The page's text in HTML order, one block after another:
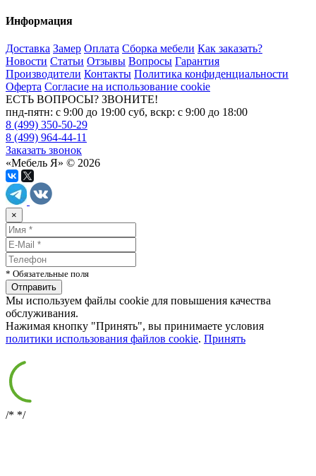
Информация
Доставка Замер Оплата Сборка мебели Как заказать?
Новости Статьи Отзывы Вопросы Гарантия
Производители Контакты Политика конфиденциальности
Оферта Согласие на использование cookie
ЕСТЬ ВОПРОСЫ? ЗВОНИТЕ!
пнд-пятн: с 9:00 до 19:00 суб, вскр: с 9:00 до 18:00
8 (499) 350-50-29
8 (499) 964-44-11
Заказать звонок
«Мебель Я» © 2026
×
* Обязательные поля
Мы используем файлы cookie для повышения качества
обслуживания.
Нажимая кнопку "Принять", вы принимаете условия
политики использования файлов cookie. Принять
/* */